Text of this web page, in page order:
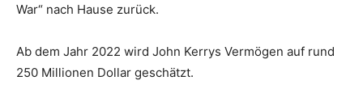
War“ nach Hause zurück.
Ab dem Jahr 2022 wird John Kerrys Vermögen auf rund
250 Millionen Dollar geschätzt.